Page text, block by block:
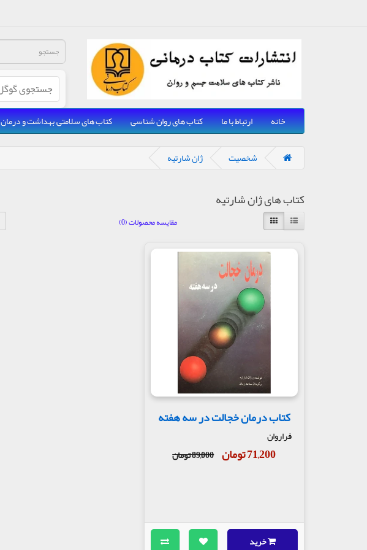
خانه ارتباط با ما کتاب های روان شناسی کتاب های سلامتی, بهداشت و درمان
شخصیت ژان شارتیه
کتاب های ژان شارتیه
مقایسه محصولات (0)
کتاب درمان خجالت در سه هفته
فراروان
71,200 تومان 89,000 تومان
خرید